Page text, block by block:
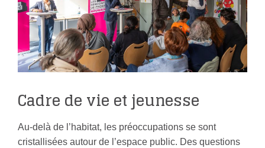
Cadre de vie et jeunesse
Au-delà de l’habitat, les préoccupations se sont
cristallisées autour de l’espace public. Des questions